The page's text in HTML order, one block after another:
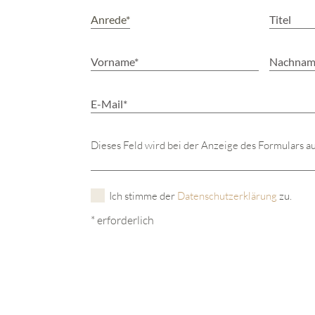
Dieses Feld wird bei der Anzeige des Formulars
Ich stimme der Datenschutzerklärung zu.
* erforderlich